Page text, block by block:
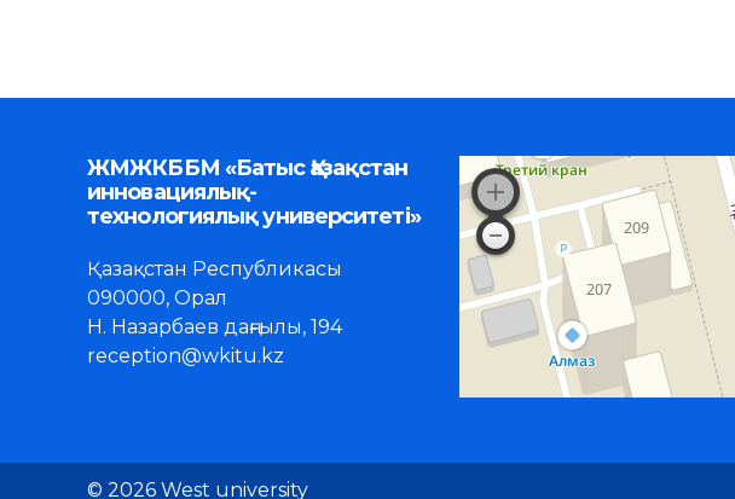
ЖМЖКББМ «Батыс Қазақстан
инновациялық-
технологиялық университеті»
Қазақстан Республикасы
090000, Орал
Н. Назарбаев даңғылы, 194
reception@wkitu.kz
© 2026 West university